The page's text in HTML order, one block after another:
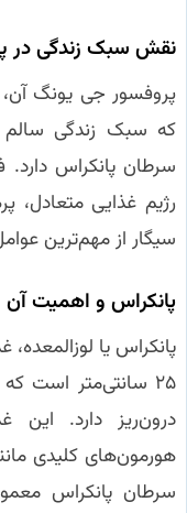
نقش سبک زندگی در
پروفسور جی یونگ آن،
که سبک زندگی
سرطان پانکراس
رژیم غذایی
سیگار از مهم‌ترین
پانکراس و اهمیت آن
پانکراس یا
۲۵ سانتی‌متر است
درون‌ریز دارد. این
هورمون‌های کلیدی
سرطان پانکراس